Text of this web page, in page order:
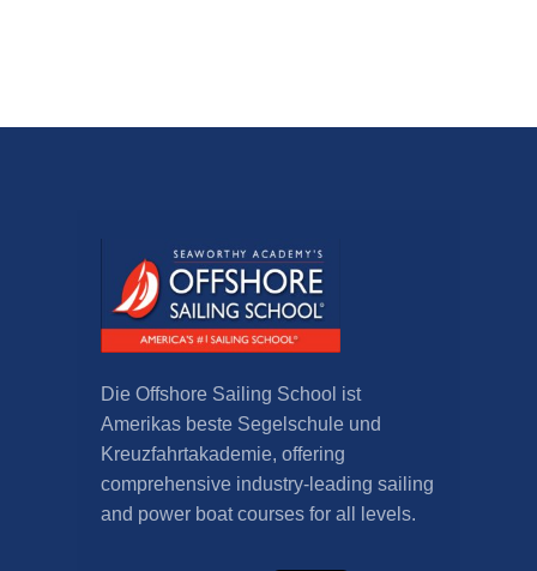
Die Offshore Sailing School ist
Amerikas beste Segelschule und
Kreuzfahrtakademie, offering
comprehensive industry-leading sailing
and power boat courses for all levels.